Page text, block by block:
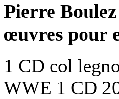
Pierre
œuvres pour
1 CD col
WWE 1 CD